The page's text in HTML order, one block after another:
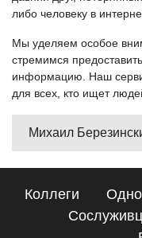
либо человеку в
Мы уделяем особое
стремимся
информацию. Наш
для всех, кто ищет
Михаил
Коллеги